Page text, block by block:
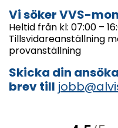
Vi söker VVS-
Heltid från kl: 07:00 –
Tillsvidareanställning
provanställning
Skicka din
brev till